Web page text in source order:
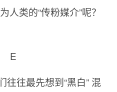
人类的“传粉媒介”呢？
E
往往最先想到“黑白” 混